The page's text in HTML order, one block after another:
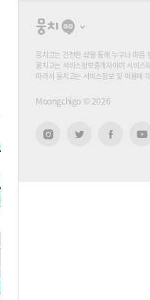
뭉
고
뭉치고는 건전한 샵을 통해 누구나 마음
뭉치고는 서비스정보중개자이며 서비스
따라서 뭉치고는 서비스정보 및 이용에
Moongchigo © 2026